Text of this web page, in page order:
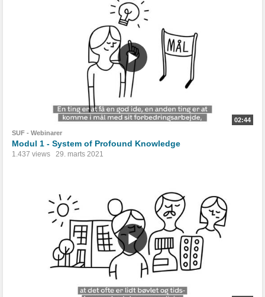
02:44
SUF - Webinarer
Modul 1 - System of Profound Knowledge
1.437 views 29. marts 2021